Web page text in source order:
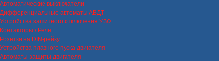
Автоматические выключатели
Дифференциальные автоматы АВДТ
Устройства защитного отключения УЗО
Контакторы / Реле
Розетки на DIN-рейку
Устройства плавного пуска двигателя
Автоматы защиты двигателя